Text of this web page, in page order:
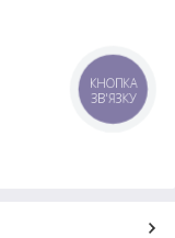
КНОПКА
ЗВ'ЯЗКУ